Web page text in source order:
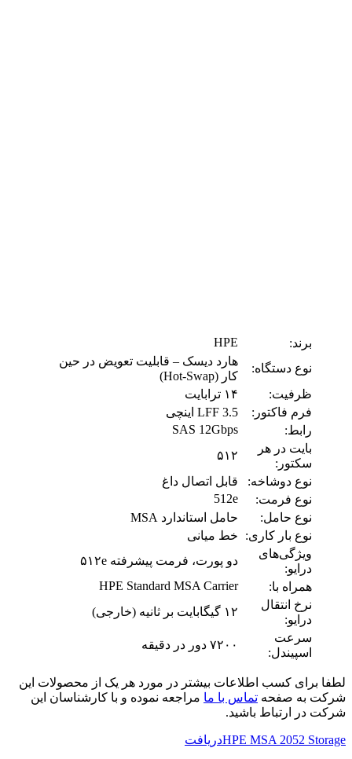
برند:
HPE
نوع دستگاه:
هارد دیسک – قابلیت تعویض در حین
کار (Hot-Swap)
ظرفیت:
۱۴ ترابایت
فرم فاکتور:
LFF 3.5 اینچی
رابط:
SAS 12Gbps
بایت در هر
سکتور:
۵۱۲
نوع دوشاخه:
قابل اتصال داغ
نوع فرمت:
512e
نوع حامل:
حامل استاندارد MSA
نوع بار کاری:
خط میانی
ویژگی‌های
درایو:
دو پورت، فرمت پیشرفته ۵۱۲e
همراه با:
HPE Standard MSA Carrier
نرخ انتقال
درایو:
۱۲ گیگابایت بر ثانیه (خارجی)
سرعت
اسپیندل:
۷۲۰۰ دور در دقیقه
لطفا برای کسب اطلاعات بیشتر در مورد هر یک از محصولات این
شرکت به صفحه تماس با ما مراجعه نموده و با کارشناسان این
شرکت در ارتباط باشید.
HPE MSA 2052 Storageدریافت